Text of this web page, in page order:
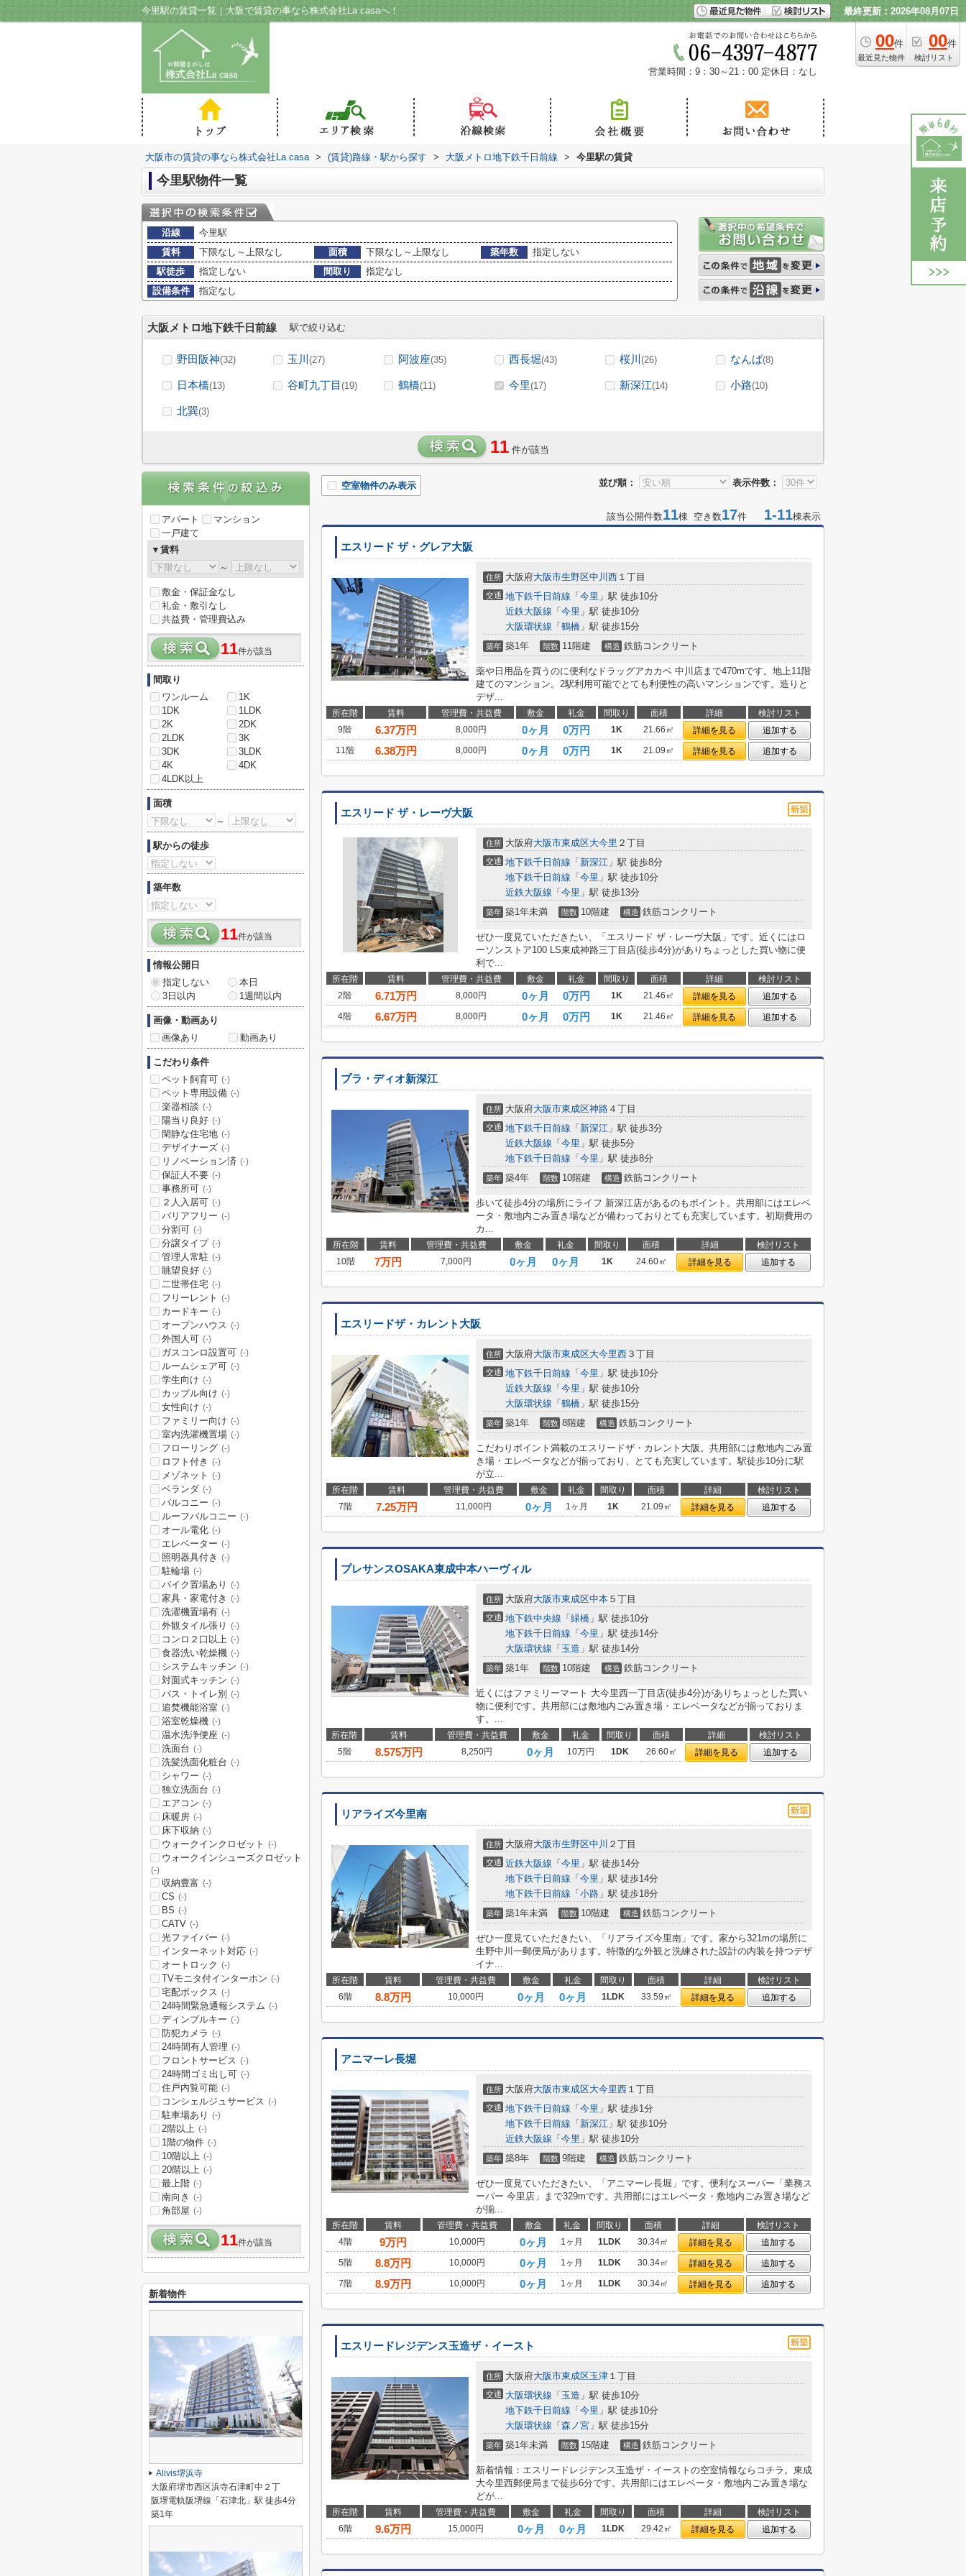
今里駅の賃貸一覧｜大阪で賃貸の事なら株式会社La casaへ！ 最終更新：2026年08月07日
00件
最近見た物件
00件
検討リスト
営業時間：9：30～21：00 定休日：なし
大阪市の賃貸の事なら株式会社La casa > (賃貸)路線・駅から探す > 大阪メトロ地下鉄千日前線 > 今里駅の賃貸
今里駅物件一覧
沿線
今里駅
賃料
下限なし～上限なし 面積 下限なし～上限なし 築年数
指定しない
駅徒歩
指定しない 間取り
指定なし
設備条件
指定なし
大阪メトロ地下鉄千日前線 駅で絞り込む
野田阪神(32) 玉川 (27) 阿波座(35) 西長堀(43) 桜川 (26) なんば(8)
日本橋(13) 谷町九丁目 (19) 鶴橋(11) 今里(17) 新深江(14) 小路(10)
北巽(3)
11 件が該当
並び順： 表示件数：
空室物件のみ表示
該当公開件数11棟 空き数17件 1-11棟表示
エスリード ザ・グレア大阪
住所 大阪府大阪市生野区中川西 １丁目
交通 地下鉄千日前線 「 今里 」駅 徒歩10分
近鉄大阪線 「 今里 」駅 徒歩10分
大阪環状線 「 鶴橋 」駅 徒歩15分
築年 築1年 階数 11階建 構造 鉄筋コンクリート
薬や日用品を買うのに便利なドラッグアカカベ 中川店まで470mです。地上11階
建てのマンション。2駅利用可能でとても利便性の高いマンションです。造りと
デザ...
所在階 賃料 管理費・共益費 敷金 礼金 間取り 面積 詳細
検討リスト
9階
6.37万円 8,000円 0ヶ月 0万円 1K 21.66㎡ 詳細を見る
追加する
11階
6.38万円 8,000円 0ヶ月 0万円 1K 21.09㎡ 詳細を見る 追加する
エスリード ザ・レーヴ大阪
住所 大阪府大阪市東成区大今里 ２丁目
交通 地下鉄千日前線 「 新深江 」駅 徒歩8分
地下鉄千日前線 「 今里 」駅 徒歩10分
近鉄大阪線 「 今里 」駅 徒歩13分
築年 築1年未満 階数 10階建 構造 鉄筋コンクリート
ぜひ一度見ていただきたい、「エスリード ザ・レーヴ大阪」です。近くにはロ
ーソンストア100 LS東成神路三丁目店(徒歩4分)がありちょっとした買い物に便
利で...
所在階 賃料 管理費・共益費 敷金 礼金 間取り 面積 詳細
検討リスト
2階
6.71万円 8,000円 0ヶ月 0万円 1K 21.46㎡ 詳細を見る
追加する
4階
6.67万円 8,000円 0ヶ月 0万円 1K 21.46㎡ 詳細を見る 追加する
プラ・ディオ新深江
住所 大阪府大阪市東成区神路 ４丁目
交通 地下鉄千日前線 「 新深江 」駅 徒歩3分
近鉄大阪線 「 今里 」駅 徒歩5分
地下鉄千日前線 「 今里 」駅 徒歩8分
築年 築4年 階数 10階建 構造 鉄筋コンクリート
歩いて徒歩4分の場所にライフ 新深江店があるのもポイント。共用部にはエレベ
ータ・敷地内ごみ置き場などが備わっておりとても充実しています。初期費用の
カ...
所在階 賃料 管理費・共益費 敷金 礼金 間取り 面積 詳細
検討リスト
10階
7万円 7,000円 0ヶ月 0ヶ月 1K 24.60㎡ 詳細を見る 追加する
エスリードザ・カレント大阪
住所 大阪府大阪市東成区大今里西 ３丁目
交通 地下鉄千日前線 「 今里 」駅 徒歩10分
近鉄大阪線 「 今里 」駅 徒歩10分
大阪環状線 「 鶴橋 」駅 徒歩15分
築年 築1年 階数 8階建 構造 鉄筋コンクリート
こだわりポイント満載のエスリードザ・カレント大阪。共用部には敷地内ごみ置
き場・エレベータなどが揃っており、とても充実しています。駅徒歩10分に駅
が立...
所在階 賃料 管理費・共益費 敷金 礼金 間取り 面積 詳細
検討リスト
7階
7.25万円 11,000円 0ヶ月 1ヶ月 1K 21.09㎡ 詳細を見る 追加する
プレサンスOSAKA東成中本ハーヴィル
住所 大阪府大阪市東成区中本 ５丁目
交通 地下鉄中央線 「 緑橋 」駅 徒歩10分
地下鉄千日前線 「 今里 」駅 徒歩14分
大阪環状線 「 玉造 」駅 徒歩14分
築年 築1年 階数 10階建 構造 鉄筋コンクリート
近くにはファミリーマート 大今里西一丁目店(徒歩4分)がありちょっとした買い
物に便利です。共用部には敷地内ごみ置き場・エレベータなどが揃っておりま
す。...
所在階 賃料 管理費・共益費 敷金 礼金 間取り 面積 詳細
検討リスト
5階
8.575万円 8,250円 0ヶ月 10万円 1DK 26.60㎡ 詳細を見る 追加する
リアライズ今里南
住所 大阪府大阪市生野区中川 ２丁目
交通 近鉄大阪線 「 今里 」駅 徒歩14分
地下鉄千日前線 「 今里 」駅 徒歩14分
地下鉄千日前線 「 小路 」駅 徒歩18分
築年 築1年未満 階数 10階建 構造 鉄筋コンクリート
ぜひ一度見ていただきたい、「リアライズ今里南」です。家から321mの場所に
生野中川一郵便局があります。特徴的な外観と洗練された設計の内装を持つデザ
イナ...
所在階 賃料 管理費・共益費 敷金 礼金 間取り 面積 詳細
検討リスト
6階
8.8万円 10,000円 0ヶ月 0ヶ月 1LDK 33.59㎡ 詳細を見る 追加する
アニマーレ長堀
住所 大阪府大阪市東成区大今里西 １丁目
交通 地下鉄千日前線 「 今里 」駅 徒歩1分
地下鉄千日前線 「 新深江 」駅 徒歩10分
近鉄大阪線 「 今里 」駅 徒歩10分
築年 築8年 階数 9階建 構造 鉄筋コンクリート
ぜひ一度見ていただきたい、「アニマーレ長堀」です。便利なスーパー「業務ス
ーパー 今里店」まで329mです。共用部にはエレベータ・敷地内ごみ置き場など
が揃...
所在階 賃料 管理費・共益費 敷金 礼金 間取り 面積 詳細
検討リスト
4階
9万円 10,000円 0ヶ月 1ヶ月 1LDK 30.34㎡ 詳細を見る
追加する
5階
8.8万円 10,000円 0ヶ月 1ヶ月 1LDK 30.34㎡ 詳細を見る
追加する
7階
8.9万円 10,000円 0ヶ月 1ヶ月 1LDK 30.34㎡ 詳細を見る 追加する
エスリードレジデンス玉造ザ・イースト
住所 大阪府大阪市東成区玉津 １丁目
交通 大阪環状線 「 玉造 」駅 徒歩10分
地下鉄千日前線 「 今里 」駅 徒歩10分
大阪環状線 「 森ノ宮 」駅 徒歩15分
築年 築1年未満 階数 15階建 構造 鉄筋コンクリート
新着情報：エスリードレジデンス玉造ザ・イーストの空室情報ならコチラ。東成
大今里西郵便局まで徒歩6分です。共用部にはエレベータ・敷地内ごみ置き場な
どが...
所在階 賃料 管理費・共益費 敷金 礼金 間取り 面積 詳細
検討リスト
6階
9.6万円 15,000円 0ヶ月 0ヶ月 1LDK 29.42㎡ 詳細を見る 追加する
アパート
マンション
一戸建て
▼賃料
～
敷金・保証金なし
礼金・敷引なし
共益費・管理費込み
11件が該当
間取り
ワンルーム
1K
1DK
1LDK
2K
2DK
2LDK
3K
3DK
3LDK
4K
4DK
4LDK以上
面積
～
駅からの徒歩
築年数
11件が該当
情報公開日
指定しない
本日
3日以内
1週間以内
画像・動画あり
画像あり
動画あり
こだわり条件
ペット飼育可 (-)
ペット専用設備 (-)
楽器相談 (-)
陽当り良好 (-)
閑静な住宅地 (-)
デザイナーズ (-)
リノベーション済 (-)
保証人不要 (-)
事務所可 (-)
２人入居可 (-)
バリアフリー (-)
分割可 (-)
分譲タイプ (-)
管理人常駐 (-)
眺望良好 (-)
二世帯住宅 (-)
フリーレント (-)
カードキー (-)
オープンハウス (-)
外国人可 (-)
ガスコンロ設置可 (-)
ルームシェア可 (-)
学生向け (-)
カップル向け (-)
女性向け (-)
ファミリー向け (-)
室内洗濯機置場 (-)
フローリング (-)
ロフト付き (-)
メゾネット (-)
ベランダ (-)
バルコニー (-)
ルーフバルコニー (-)
オール電化 (-)
エレベーター (-)
照明器具付き (-)
駐輪場 (-)
バイク置場あり (-)
家具・家電付き (-)
洗濯機置場有 (-)
外観タイル張り (-)
コンロ２口以上 (-)
食器洗い乾燥機 (-)
システムキッチン (-)
対面式キッチン (-)
バス・トイレ別 (-)
追焚機能浴室 (-)
浴室乾燥機 (-)
温水洗浄便座 (-)
洗面台 (-)
洗髪洗面化粧台 (-)
シャワー (-)
独立洗面台 (-)
エアコン (-)
床暖房 (-)
床下収納 (-)
ウォークインクロゼット (-)
ウォークインシューズクロゼット
(-)
収納豊富 (-)
CS (-)
BS (-)
CATV (-)
光ファイバー (-)
インターネット対応 (-)
オートロック (-)
TVモニタ付インターホン (-)
宅配ボックス (-)
24時間緊急通報システム (-)
ディンプルキー (-)
防犯カメラ (-)
24時間有人管理 (-)
フロントサービス (-)
24時間ゴミ出し可 (-)
住戸内覧可能 (-)
コンシェルジュサービス (-)
駐車場あり (-)
2階以上 (-)
1階の物件 (-)
10階以上 (-)
20階以上 (-)
最上階 (-)
南向き (-)
角部屋 (-)
11件が該当
新着物件
Alivis堺浜寺
大阪府堺市西区浜寺石津町中２丁
阪堺電軌阪堺線「石津北」駅 徒歩4分
築1年